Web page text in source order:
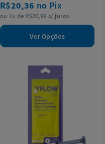
R$20,36 no Pix
ou 1x de R$20,99 s/ juros
Ver Opções